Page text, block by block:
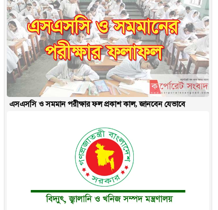
এসএসসি ও সমমান পরীক্ষার ফল প্রকাশ কাল, জানবেন যেভাবে